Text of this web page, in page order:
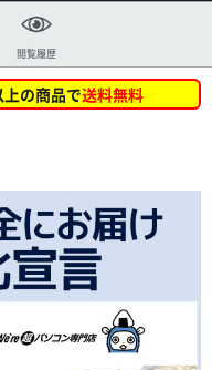
閲覧履歴
の商品で送料無料